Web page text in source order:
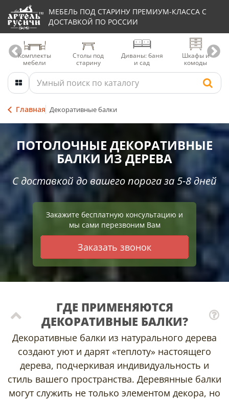
МЕБЕЛЬ ПОД СТАРИНУ ПРЕМИУМ-КЛАССА С
ДОСТАВКОЙ ПО РОССИИ
Комплекты
мебели
Столы под
старину
Диваны: баня
и сад
Шкафы и
комоды
Главная Декоративные балки
ПОТОЛОЧНЫЕ ДЕКОРАТИВНЫЕ
БАЛКИ ИЗ ДЕРЕВА
С доставкой до вашего порога за 5-8 дней
Закажите бесплатную консультацию и
мы сами перезвоним Вам
Заказать звонок
ГДЕ ПРИМЕНЯЮТСЯ
ДЕКОРАТИВНЫЕ БАЛКИ?
Декоративные балки из натурального дерева
создают уют и дарят «теплоту» настоящего
дерева, подчеркивая индивидуальность и
стиль вашего пространства. Деревянные балки
могут служить не только элементом декора, но